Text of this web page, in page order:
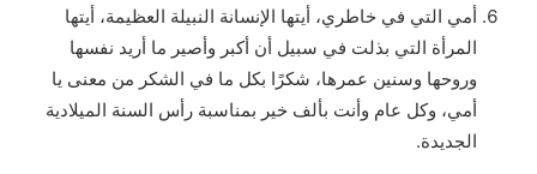
أمي التي في خاطري، أيتها الإنسانة النبيلة العظيمة، أيتها
المرأة التي بذلت في سبيل أن أكبر وأصير ما أريد نفسها
وروحها وسنين عمرها، شكرًا بكل ما في الشكر من معنى يا
أمي، وكل عام وأنت بألف خير بمناسبة رأس السنة الميلادية
الجديدة.